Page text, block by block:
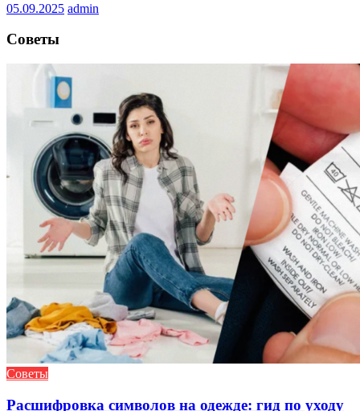
05.09.2025 admin
Советы
Советы
Расшифровка символов на одежде: гид по уходу